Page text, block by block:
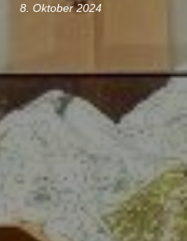
8. Oktober 2024